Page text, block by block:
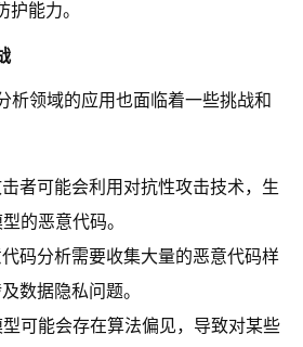
护能力。
析领域的应用也面临着一些挑战和
者可能会利用对抗性攻击技术，生
的恶意代码。
码分析需要收集大量的恶意代码样
数据隐私问题。
可能会存在算法偏见，导致对某些